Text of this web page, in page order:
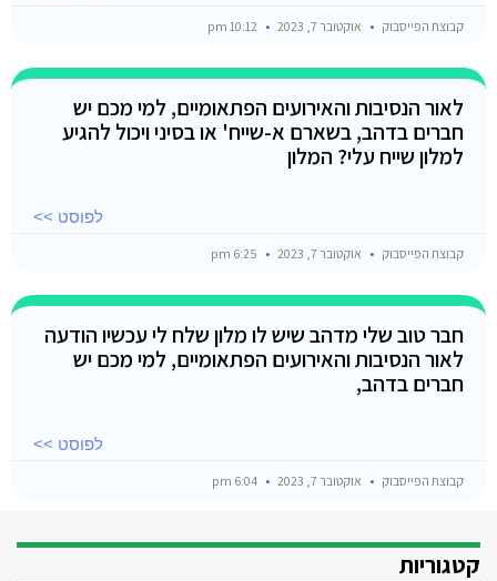
קבוצת הפייסבוק אוקטובר 7, 2023
לאור הנסיבות והאירועים הפתאומיים, למי מכם יש
חברים בדהב, בשארם א-שייח' או בסיני ויכול להגיע
למלון שייח עלי? המלון
לפוסט >>
קבוצת הפייסבוק אוקטובר 7, 2023
חבר טוב שלי מדהב שיש לו מלון שלח לי עכשיו הודעה
לאור הנסיבות והאירועים הפתאומיים, למי מכם יש
חברים בדהב,
לפוסט >>
קבוצת הפייסבוק אוקטובר 7, 2023
קטגוריות